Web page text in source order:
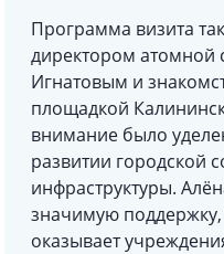
Программа визита
директором атомной
Игнатовым и
площадкой
внимание было
развитии городской
инфраструктуры.
значимую
оказывает